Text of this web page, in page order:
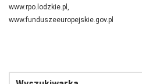
www.rpo.lodzkie.pl ,
www.funduszeeuropejskie.gov.pl